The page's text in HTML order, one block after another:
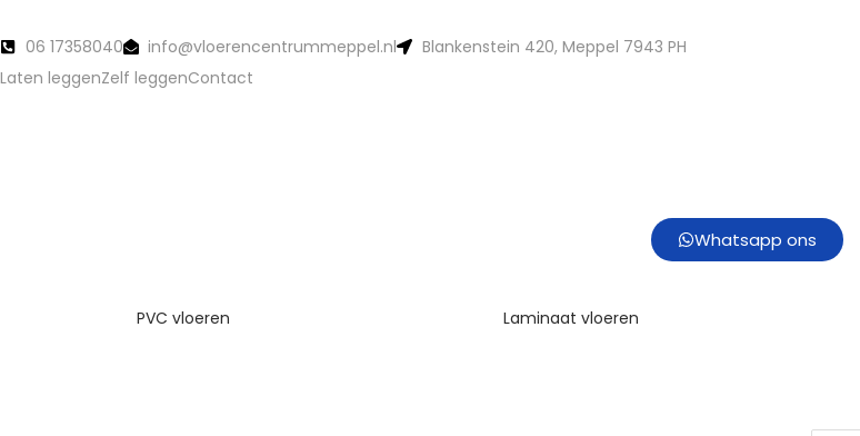
06 17358040 info@vloerencentrummeppel.nl
Blankenstein 420, Meppel 7943 PH
Laten leggenZelf leggenContact
Whatsapp ons
PVC vloeren Laminaat vloeren